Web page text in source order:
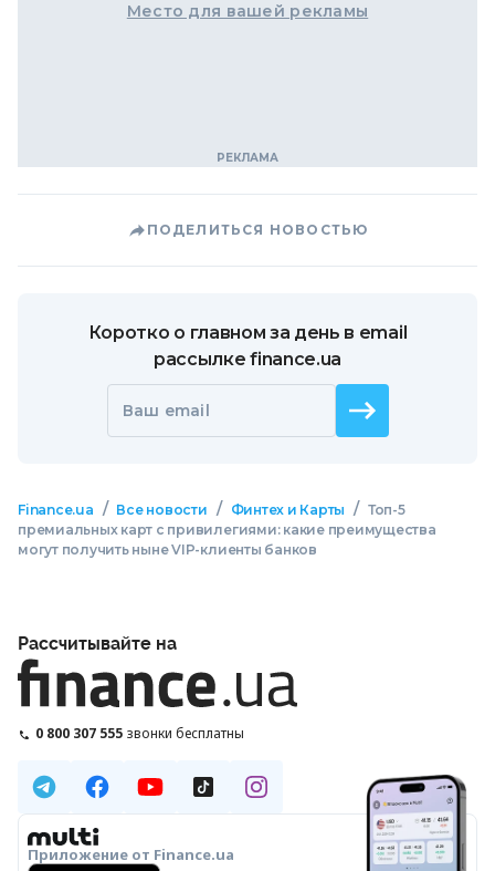
Место для вашей рекламы
ПОДЕЛИТЬСЯ НОВОСТЬЮ
Коротко о главном за день в email
рассылке finance.ua
Ваш email
Finance.ua / Все новости / Финтех и Карты / Топ-5
премиальных карт с привилегиями: какие преимущества
могут получить ныне VIP-клиенты банков
Рассчитывайте на
0 800 307 555 звонки бесплатны
Приложение от Finance.ua